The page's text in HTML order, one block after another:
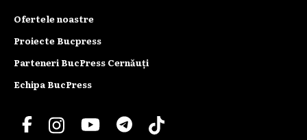
Ofertele noastre
Proiecte Bucpress
Parteneri BucPress Cernăuți
Echipa BucPress